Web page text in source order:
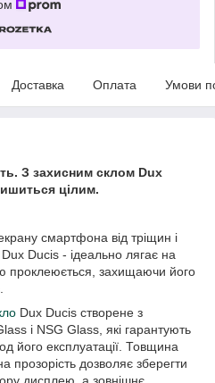
Доставка Оплата Умови
З захисним склом Dux
цілим.
смартфона від тріщин і
Ducis - ідеально лягає на
проклеюється, захищаючи його
Dux Ducis створене з
і NSG Glass, які гарантують
його експлуатації. Товщина
прозорість дозволяє зберегти
дисплею, а зовнішнє